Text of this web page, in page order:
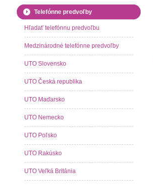
Telefónne predvoľby
Hľadať telefónnu predvoľbu
Medzinárodné telefónne predvoľby
UTO Slovensko
UTO Česká republika
UTO Maďarsko
UTO Nemecko
UTO Poľsko
UTO Rakúsko
UTO Veľká Británia